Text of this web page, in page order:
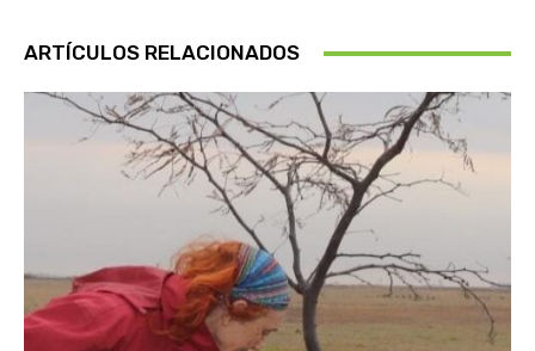
ARTÍCULOS RELACIONADOS